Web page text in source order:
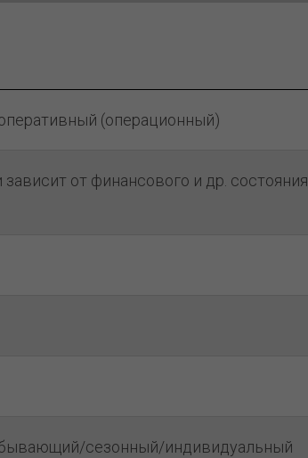
(операционный)
от финансового и др. состояния
сезонный/индивидуальный